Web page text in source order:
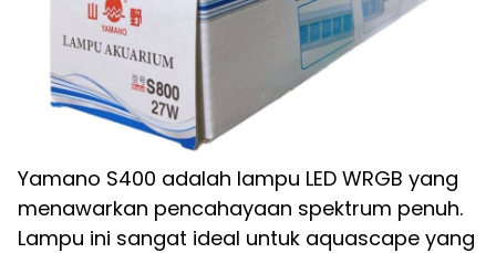
Yamano S400 adalah lampu LED WRGB yang
menawarkan pencahayaan spektrum penuh.
Lampu ini sangat ideal untuk aquascape yang